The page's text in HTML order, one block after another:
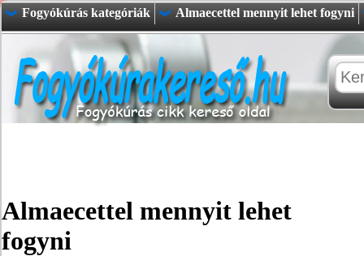
Fogyókúrás kategóriák Almaecettel mennyit lehet fogyni
Almaecettel mennyit lehet
fogyni